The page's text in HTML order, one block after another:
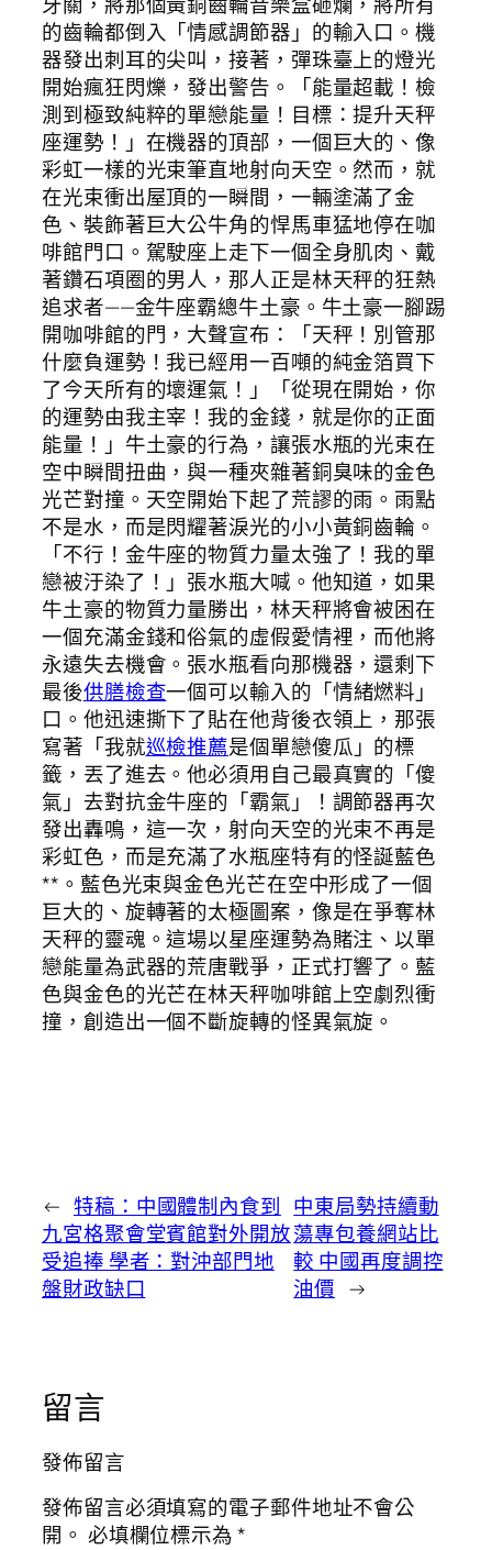
的齒輪都倒入「情感調節器」的輸入口。機
器發出刺耳的尖叫，接著，彈珠臺上的燈光
開始瘋狂閃爍，發出警告。「能量超載！檢
測到極致純粹的單戀能量！目標：提升天秤
座運勢！」在機器的頂部，一個巨大的、像
彩虹一樣的光束筆直地射向天空。然而，就
在光束衝出屋頂的一瞬間，一輛塗滿了金
色、裝飾著巨大公牛角的悍馬車猛地停在咖
啡館門口。駕駛座上走下一個全身肌肉、戴
著鑽石項圈的男人，那人正是林天秤的狂熱
追求者——金牛座霸總牛土豪。牛土豪一腳踢
開咖啡館的門，大聲宣布：「天秤！別管那
什麼負運勢！我已經用一百噸的純金箔買下
了今天所有的壞運氣！」「從現在開始，你
的運勢由我主宰！我的金錢，就是你的正面
能量！」牛土豪的行為，讓張水瓶的光束在
空中瞬間扭曲，與一種夾雜著銅臭味的金色
光芒對撞。天空開始下起了荒謬的雨。雨點
不是水，而是閃耀著淚光的小小黃銅齒輪。
「不行！金牛座的物質力量太強了！我的單
戀被汙染了！」張水瓶大喊。他知道，如果
牛土豪的物質力量勝出，林天秤將會被困在
一個充滿金錢和俗氣的虛假愛情裡，而他將
永遠失去機會。張水瓶看向那機器，還剩下
最後供膳檢查一個可以輸入的「情緒燃料」
口。他迅速撕下了貼在他背後衣領上，那張
寫著「我就巡檢推薦是個單戀傻瓜」的標
籤，丟了進去。他必須用自己最真實的「傻
氣」去對抗金牛座的「霸氣」！調節器再次
發出轟鳴，這一次，射向天空的光束不再是
彩虹色，而是充滿了水瓶座特有的怪誕藍色
**。藍色光束與金色光芒在空中形成了一個
巨大的、旋轉著的太極圖案，像是在爭奪林
天秤的靈魂。這場以星座運勢為賭注、以單
戀能量為武器的荒唐戰爭，正式打響了。藍
色與金色的光芒在林天秤咖啡館上空劇烈衝
撞，創造出一個不斷旋轉的怪異氣旋。
← 特稿：中國體制內食到
九宮格聚會堂賓館對外開放
受追捧 學者：對沖部門地
盤財政缺口
中東局勢持續動
蕩專包養網站比
較 中國再度調控
油價 →
留言
發佈留言
發佈留言必須填寫的電子郵件地址不會公
開。 必填欄位標示為*